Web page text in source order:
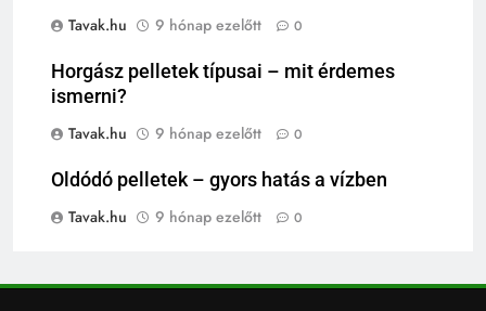
Tavak.hu
9 hónap ezelőtt 0
Horgász pelletek típusai – mit érdemes
ismerni?
Tavak.hu
9 hónap ezelőtt 0
Oldódó pelletek – gyors hatás a vízben
Tavak.hu
9 hónap ezelőtt 0